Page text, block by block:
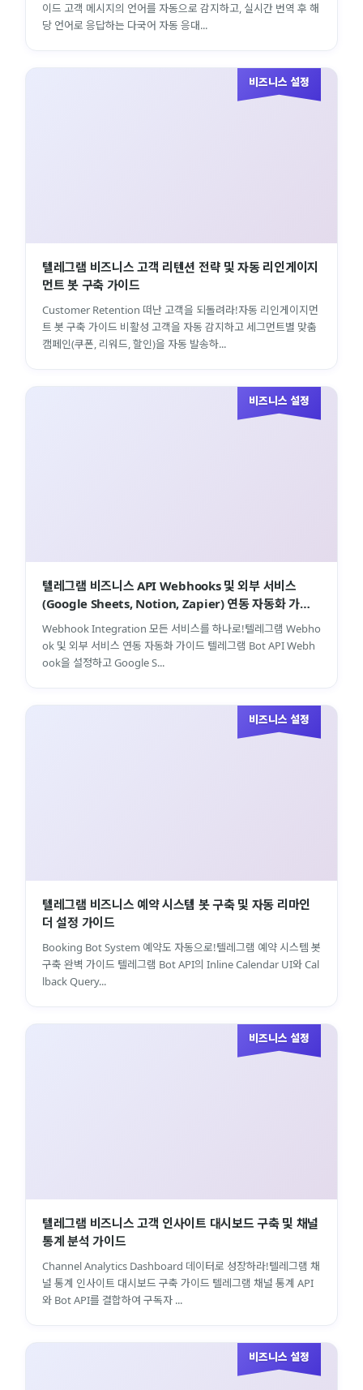
이드 고객 메시지의 언어를 자동으로 감지하고, 실시간 번역 후 해
당 언어로 응답하는 다국어 자동 응대...
비즈니스 설정
텔레그램 비즈니스 고객 리텐션 전략 및 자동 리인게이지
먼트 봇 구축 가이드
Customer Retention 떠난 고객을 되돌려라!자동 리인게이지먼
트 봇 구축 가이드 비활성 고객을 자동 감지하고 세그먼트별 맞춤
캠페인(쿠폰, 리워드, 할인)을 자동 발송하...
비즈니스 설정
텔레그램 비즈니스 API Webhooks 및 외부 서비스
(Google Sheets, Notion, Zapier) 연동 자동화 가이
Webhook Integration 모든 서비스를 하나로!텔레그램 Webho
ok 및 외부 서비스 연동 자동화 가이드 텔레그램 Bot API Webh
ook을 설정하고 Google S...
비즈니스 설정
텔레그램 비즈니스 예약 시스템 봇 구축 및 자동 리마인
더 설정 가이드
Booking Bot System 예약도 자동으로!텔레그램 예약 시스템 봇
구축 완벽 가이드 텔레그램 Bot API의 Inline Calendar UI와 Cal
lback Query...
비즈니스 설정
텔레그램 비즈니스 고객 인사이트 대시보드 구축 및 채널
통계 분석 가이드
Channel Analytics Dashboard 데이터로 성장하라!텔레그램 채
널 통계 인사이트 대시보드 구축 가이드 텔레그램 채널 통계 API
와 Bot API를 결합하여 구독자 ...
비즈니스 설정